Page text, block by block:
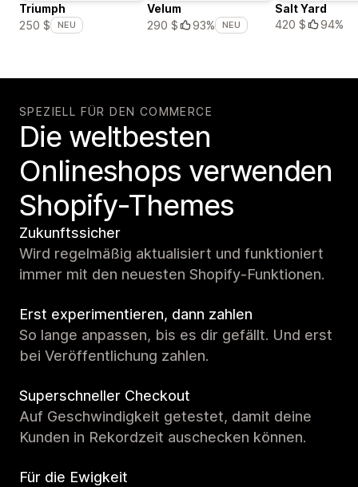
Triumph
250 $
NEU
Velum
290 $
93% NEU
Salt Yard
420 $
94%
SPEZIELL FÜR DEN COMMERCE
Die weltbesten
Onlineshops verwenden
Shopify-Themes
Zukunftssicher
Wird regelmäßig aktualisiert und funktioniert
immer mit den neuesten Shopify-Funktionen.
Erst experimentieren, dann zahlen
So lange anpassen, bis es dir gefällt. Und erst
bei Veröffentlichung zahlen.
Superschneller Checkout
Auf Geschwindigkeit getestet, damit deine
Kunden in Rekordzeit auschecken können.
Für die Ewigkeit